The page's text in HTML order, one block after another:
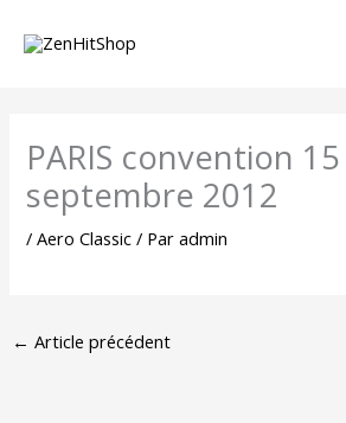
PARIS convention 15
septembre 2012
/Aero Classic / Paradmin
← Article précédent